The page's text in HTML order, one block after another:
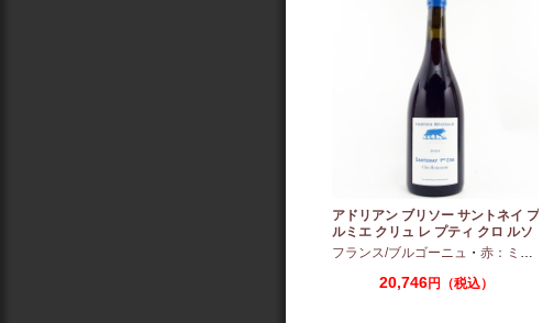
アドリアン ブリソー サントネイ プ
ルミエ クリュ レ プティ クロ ルソ
ー 2024 750ml
フランス/ブルゴーニュ ・ 赤：ミディアムボディ
20,746円（税込）